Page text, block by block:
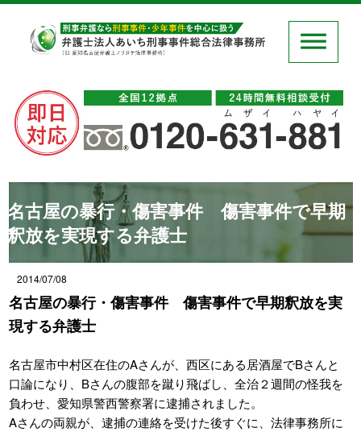
名古屋の暴行・傷害事件 傷害事件で早期
釈放を実現する弁護士
2014/07/08
名古屋の暴行・傷害事件 傷害事件で早期釈放を実
現する弁護士
名古屋市中村区在住のAさんが、西区にある居酒屋でBさんと
口論になり、Bさんの腹部を蹴り飛ばし、全治２週間の怪我を
負わせ、愛知県警西警察署に逮捕されました。
Aさんの両親が、逮捕の連絡を受けた後すぐに、法律事務所に